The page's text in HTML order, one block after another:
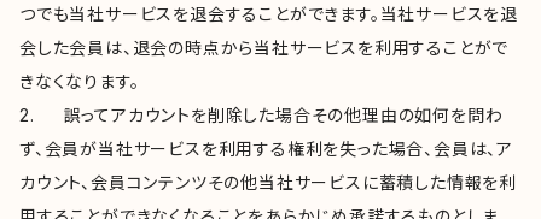
つでも当社サービスを退会することができます。当社サービスを退
会した会員は、退会の時点から当社サービスを利用することがで
きなくなります。
2. 誤ってアカウントを削除した場合その他理由の如何を問わ
ず、会員が当社サービスを利用する権利を失った場合、会員は、ア
カウント、会員コンテンツその他当社サービスに蓄積した情報を利